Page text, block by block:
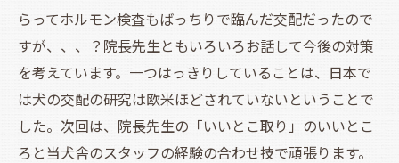
らってホルモン検査もばっちりで臨んだ交配だったので
すが、、、？院長先生ともいろいろお話して今後の対策
を考えています。一つはっきりしていることは、日本で
は犬の交配の研究は欧米ほどされていないということで
した。次回は、院長先生の「いいとこ取り」のいいとこ
ろと当犬舎のスタッフの経験の合わせ技で頑張ります。